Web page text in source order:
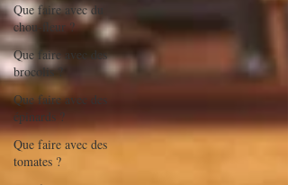
Que faire avec du
chou-fleur ?
Que faire avec des
brocolis ?
Que faire avec des
épinards ?
Que faire avec des
tomates ?